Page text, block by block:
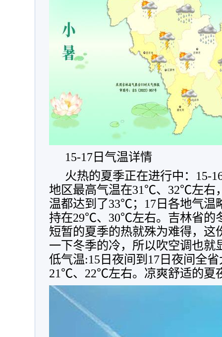
15-17日气温详情
火热的夏季正在进行中：15-
地区最高气温在31℃、32℃左右
温都达到了33℃；17日各地气温
持在29℃、30℃左右。吉林省的
短暂的夏季的热就殊为难得，这
一下冬季的冷，所以吹空调也就
低气温:15日夜间到17日夜间全
21℃、22℃左右。凉爽舒适的夏